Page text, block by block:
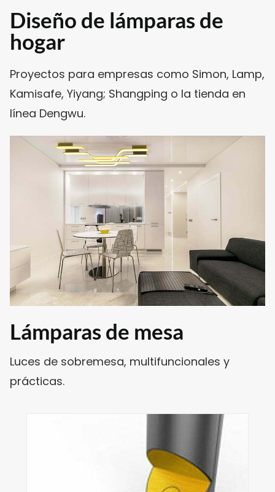
Diseño de lámparas de
hogar
Proyectos para empresas como Simon, Lamp,
Kamisafe, Yiyang; Shangping o la tienda en
línea Dengwu.
Lámparas de mesa
Luces de sobremesa, multifuncionales y
prácticas.